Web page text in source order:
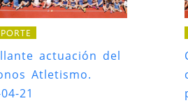
actuación del
Atletismo.
21